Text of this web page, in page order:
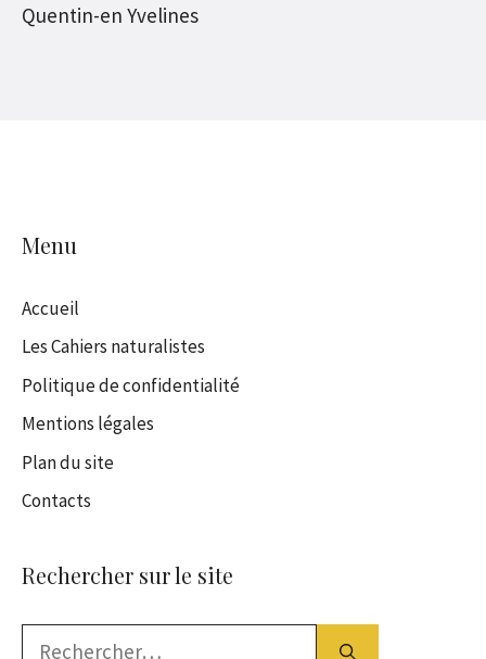
Quentin-en Yvelines
Menu
Accueil
Les Cahiers naturalistes
Politique de confidentialité
Mentions légales
Plan du site
Contacts
Rechercher sur le site